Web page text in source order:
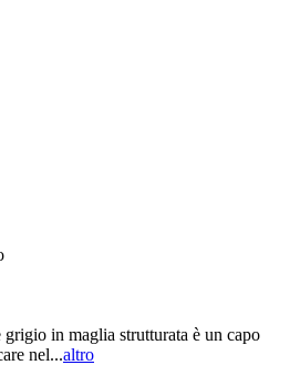
in maglia strutturata è un capo
nel...altro